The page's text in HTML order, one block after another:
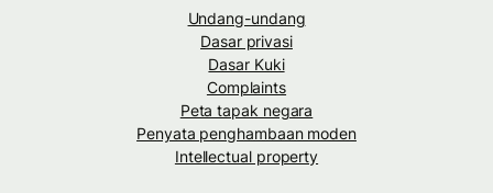
Undang-undang
Dasar privasi
Dasar Kuki
Complaints
Peta tapak negara
Penyata penghambaan moden
Intellectual property